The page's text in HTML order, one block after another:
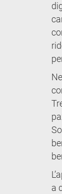
a